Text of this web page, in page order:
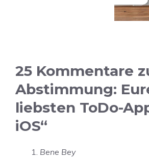
25 Kommentare
Abstimmung:
liebsten ToDo-
iOS“
Bene Bey